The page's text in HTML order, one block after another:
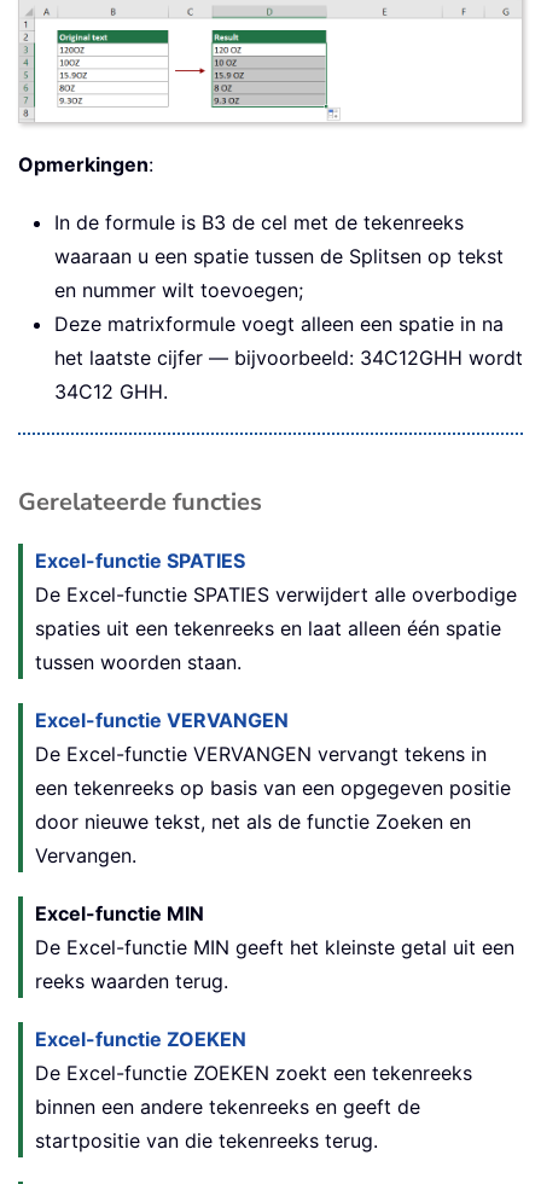
Opmerkingen:
In de formule is B3 de cel met de tekenreeks
waaraan u een spatie tussen de Splitsen op tekst
en nummer wilt toevoegen;
Deze matrixformule voegt alleen een spatie in na
het laatste cijfer — bijvoorbeeld: 34C12GHH wordt
34C12 GHH.
Gerelateerde functies
Excel-functie SPATIES
De Excel-functie SPATIES verwijdert alle overbodige
spaties uit een tekenreeks en laat alleen één spatie
tussen woorden staan.
Excel-functie VERVANGEN
De Excel-functie VERVANGEN vervangt tekens in
een tekenreeks op basis van een opgegeven positie
door nieuwe tekst, net als de functie Zoeken en
Vervangen.
Excel-functie MIN
De Excel-functie MIN geeft het kleinste getal uit een
reeks waarden terug.
Excel-functie ZOEKEN
De Excel-functie ZOEKEN zoekt een tekenreeks
binnen een andere tekenreeks en geeft de
startpositie van die tekenreeks terug.